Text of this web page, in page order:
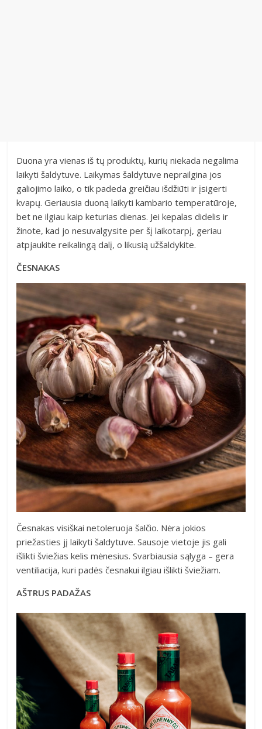
Duona yra vienas iš tų produktų, kurių niekada negalima
laikyti šaldytuve. Laikymas šaldytuve neprailgina jos
galiojimo laiko, o tik padeda greičiau išdžiūti ir įsigerti
kvapų. Geriausia duoną laikyti kambario temperatūroje,
bet ne ilgiau kaip keturias dienas. Jei kepalas didelis ir
žinote, kad jo nesuvalgysite per šį laikotarpį, geriau
atpjaukite reikalingą dalį, o likusią užšaldykite.
ČESNAKAS
Česnakas visiškai netoleruoja šalčio. Nėra jokios
priežasties jį laikyti šaldytuve. Sausoje vietoje jis gali
išlikti šviežias kelis mėnesius. Svarbiausia sąlyga – gera
ventiliacija, kuri padės česnakui ilgiau išlikti šviežiam.
AŠTRUS PADAŽAS